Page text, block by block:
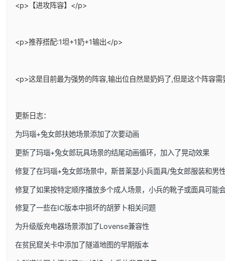
<p>【进攻阵容】</p>
<p>推荐搭配:1坦+1奶+1输出</p>
<p>这是目前最为强势的阵容,输出位自然是奶妈了,但是这个阵容
更新日志：
为玛瑙+兔女郎扶她场景添加了次要动画
更新了玛瑙+兔女郎玩具场景的结尾动画循环，加入了晃动效果
修复了在玛瑙+兔女郎场景中，斯普莱瑟小兵面具/兔女郎服装和男
修复了如果按特定顺序播放多个成人场景，小兵的靴子或面具可能
修复了一些在IC版本中损坏的胡萝卜相关问题
为升级版充电器场景添加了Lovense兼容性
在贫民窟关卡中添加了隧道地图的早期版本